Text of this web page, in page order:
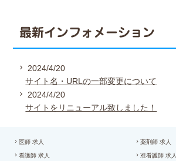
最新インフォメーション
2024/4/20
サイト名・URLの一部変更について
2024/4/20
サイトをリニューアル致しました！
医師 求人 薬剤師 求人
看護師 求人 准看護師 求人